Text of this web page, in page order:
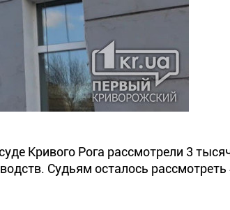
Кривого Рога рассмотрели 3
Судьям осталось